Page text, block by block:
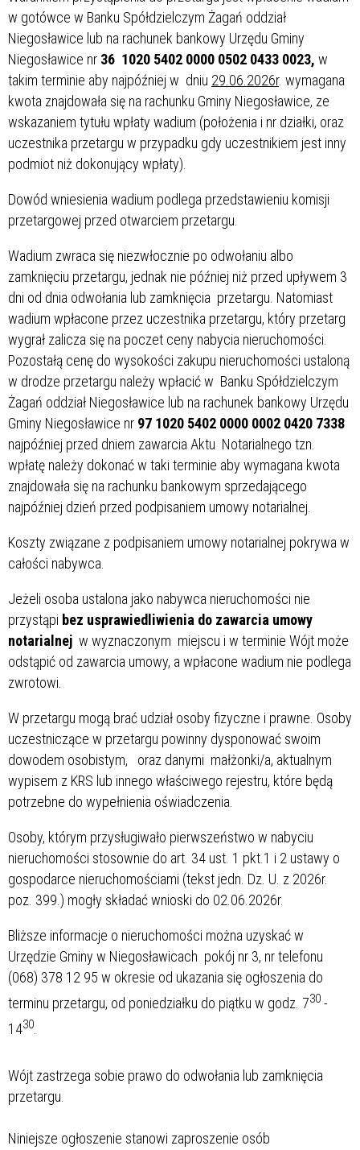
w gotówce w Banku Spółdzielczym Żagań oddział
Niegosławice lub na rachunek bankowy Urzędu Gminy
Niegosławice nr 36 1020 5402 0000 0502 0433 0023, w
takim terminie aby najpóźniej w dniu 29.06.2026r. wymagana
kwota znajdowała się na rachunku Gminy Niegosławice, ze
wskazaniem tytułu wpłaty wadium (położenia i nr działki, oraz
uczestnika przetargu w przypadku gdy uczestnikiem jest inny
podmiot niż dokonujący wpłaty).
Dowód wniesienia wadium podlega przedstawieniu komisji
przetargowej przed otwarciem przetargu.
Wadium zwraca się niezwłocznie po odwołaniu albo
zamknięciu przetargu, jednak nie później niż przed upływem 3
dni od dnia odwołania lub zamknięcia przetargu. Natomiast
wadium wpłacone przez uczestnika przetargu, który przetarg
wygrał zalicza się na poczet ceny nabycia nieruchomości.
Pozostałą cenę do wysokości zakupu nieruchomości ustaloną
w drodze przetargu należy wpłacić w Banku Spółdzielczym
Żagań oddział Niegosławice lub na rachunek bankowy Urzędu
Gminy Niegosławice nr 97 1020 5402 0000 0002 0420 7338
najpóźniej przed dniem zawarcia Aktu Notarialnego tzn.
wpłatę należy dokonać w taki terminie aby wymagana kwota
znajdowała się na rachunku bankowym sprzedającego
najpóźniej dzień przed podpisaniem umowy notarialnej.
Koszty związane z podpisaniem umowy notarialnej pokrywa w
całości nabywca.
Jeżeli osoba ustalona jako nabywca nieruchomości nie
przystąpi bez usprawiedliwienia do zawarcia umowy
notarialnej w wyznaczonym miejscu i w terminie Wójt może
odstąpić od zawarcia umowy, a wpłacone wadium nie podlega
zwrotowi.
W przetargu mogą brać udział osoby fizyczne i prawne. Osoby
uczestniczące w przetargu powinny dysponować swoim
dowodem osobistym, oraz danymi małżonki/a, aktualnym
wypisem z KRS lub innego właściwego rejestru, które będą
potrzebne do wypełnienia oświadczenia.
Osoby, którym przysługiwało pierwszeństwo w nabyciu
nieruchomości stosownie do art. 34 ust. 1 pkt.1 i 2 ustawy o
gospodarce nieruchomościami (tekst jedn. Dz. U. z 2026r.
poz. 399.) mogły składać wnioski do 02.06.2026r.
Bliższe informacje o nieruchomości można uzyskać w
Urzędzie Gminy w Niegosławicach pokój nr 3, nr telefonu
(068) 378 12 95 w okresie od ukazania się ogłoszenia do
terminu przetargu, od poniedziałku do piątku w godz. 730 -
1430.
Wójt zastrzega sobie prawo do odwołania lub zamknięcia
przetargu.
Niniejsze ogłoszenie stanowi zaproszenie osób